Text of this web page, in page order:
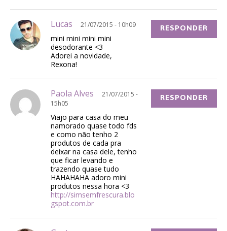
Lucas 21/07/2015 - 10h09
mini mini mini mini
desodorante <3
Adorei a novidade,
Rexona!
RESPONDER
Paola Alves
21/07/2015 -
15h05
Viajo para casa do meu
namorado quase todo fds
e como não tenho 2
produtos de cada pra
deixar na casa dele, tenho
que ficar levando e
trazendo quase tudo
HAHAHAHA adoro mini
produtos nessa hora <3
http://simsemfrescura.blo
gspot.com.br
RESPONDER